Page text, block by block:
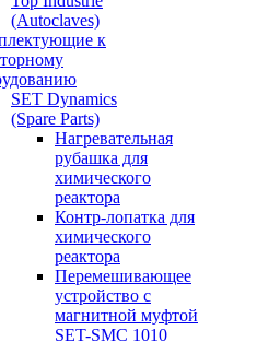
(Autoclaves)
к
SET Dynamics
(Spare Parts)
Нагревательная
рубашка для
химического
реактора
Контр-лопатка для
химического
реактора
Перемешивающее
устройство с
магнитной муфтой
SET-SMC 1010